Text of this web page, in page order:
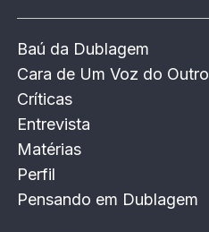
Baú da Dublagem
Cara de Um Voz do Outro
Críticas
Entrevista
Matérias
Perfil
Pensando em Dublagem